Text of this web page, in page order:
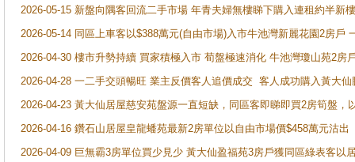
2026-05-15 新盤向隅客回流二手市場 年青夫婦無樓睇下購入連租約半新
2026-05-14 同區上車客以$388萬元(自由市場)入市牛池灣新麗花園2房戶
2026-04-30 樓市升勢持續 買家積極入市 荀盤極速消化 牛池灣瓊山苑2房
2026-04-28 一二手交頭暢旺 業主反價客人追價成交 客人成功購入黃大
2026-04-23 黃大仙居屋慈安苑盤源一直短缺，同區客即睇即買2房筍盤，
2026-04-16 鑽石山居屋皇龍蟠苑最新2房單位以自由市場價$458萬元沽出
2026-04-09 巨無霸3房單位買少見少 黃大仙盈福苑3房戶獲同區綠表客以